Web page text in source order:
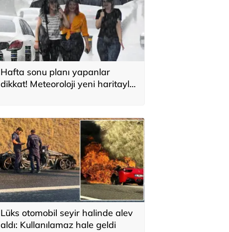
Hafta sonu planı yapanlar
dikkat! Meteoroloji yeni haritayla
Lüks otomobil seyir halinde alev
aldı: Kullanılamaz hale geldi